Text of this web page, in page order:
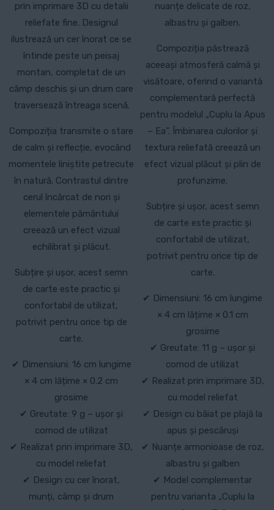
prin imprimare 3D cu detalii
reliefate fine. Designul
ilustrează un cer înorat ce se
întinde peste un peisaj
montan, completat de un
câmp deschis și un drum care
traversează întreaga scenă.
Compoziția transmite o stare
de calm și reflecție, evocând
momentele liniștite petrecute
în natură. Contrastul dintre
cerul încărcat de nori și
elementele pământului
creează un efect vizual
echilibrat și plăcut.
Subțire și ușor, acest semn
de carte este practic și
confortabil de utilizat,
potrivit pentru orice tip de
carte.
✔ Dimensiuni: 16 cm lungime
× 4 cm lățime × 0.2 cm
grosime
✔ Greutate: 9 g – ușor și
comod de utilizat
✔ Realizat prin imprimare 3D,
cu model reliefat
✔ Design cu cer înorat,
munți, câmp și drum
nuanțe delicate de roz,
albastru și galben.
Compoziția păstrează
aceeași atmosferă calmă și
visătoare, oferind o variantă
complementară perfectă
pentru modelul „Cuplu la Apus
– Ea”. Îmbinarea culorilor și
textura reliefată creează un
efect vizual plăcut și plin de
profunzime.
Subțire și ușor, acest semn
de carte este practic și
confortabil de utilizat,
potrivit pentru orice tip de
carte.
✔ Dimensiuni: 16 cm lungime
× 4 cm lățime × 0.1 cm
grosime
✔ Greutate: 11 g – ușor și
comod de utilizat
✔ Realizat prin imprimare 3D,
cu model reliefat
✔ Design cu băiat pe plajă la
apus și pescăruși
✔ Nuanțe armonioase de roz,
albastru și galben
✔ Model complementar
pentru varianta „Cuplu la